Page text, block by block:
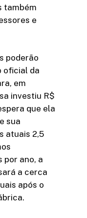
também
e
poderão
oficial da
em
investiu R$
que ela
sua
atuais 2,5
por ano, a
a cerca
após o